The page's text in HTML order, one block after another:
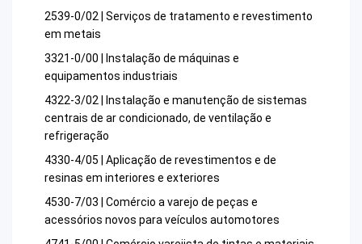
2539-0/02 | Serviços de tratamento e revestimento
em metais
3321-0/00 | Instalação de máquinas e
equipamentos industriais
4322-3/02 | Instalação e manutenção de sistemas
centrais de ar condicionado, de ventilação e
refrigeração
4330-4/05 | Aplicação de revestimentos e de
resinas em interiores e exteriores
4530-7/03 | Comércio a varejo de peças e
acessórios novos para veículos automotores